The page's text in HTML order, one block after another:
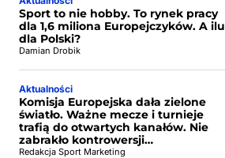
Sport to nie hobby. To rynek pracy
dla 1,6 miliona Europejczyków. A ilu
dla Polski?
Damian Drobik
Aktualności
Komisja Europejska dała zielone
światło. Ważne mecze i turnieje
trafią do otwartych kanałów. Nie
zabrakło kontrowersji…
Redakcja Sport Marketing